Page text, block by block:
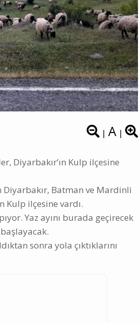
| A|
Diyarbakır’ın Kulp ilçesine
Diyarbakır, Batman ve Mardinli
Kulp ilçesine vardı.
Yaz ayını burada geçirecek
sonra yola çıktıklarını